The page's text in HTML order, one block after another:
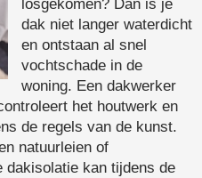
losgekomen? Dan is je
dak niet langer waterdicht
en ontstaan al snel
vochtschade in de
woning. Een dakwerker
het houtwerk en
de regels van de kunst.
natuurleien of
dakisolatie kan tijdens de